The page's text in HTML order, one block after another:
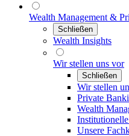
Wealth Management &
Schließen
Wealth Insights
Wir stellen uns vor
Schließen
Wir stellen
Private
Wealth
Unsere